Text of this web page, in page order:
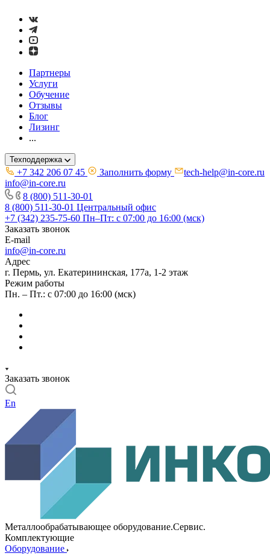
Партнеры
Услуги
Обучение
Отзывы
Блог
Лизинг
...
Техподдержка
+7 342 206 07 45 Заполнить форму
tech-help@in-core.ru
info@in-core.ru
8 (800) 511-30-01
8 (800) 511-30-01 Центральный офис
+7 (342) 235-75-60 Пн–Пт: с 07:00 до 16:00 (мск)
Заказать звонок
E-mail
info@in-core.ru
Адрес
г. Пермь, ул. ​Екатерининская, 177а, ​1-2 этаж
Режим работы
Пн. – Пт.: с 07:00 до 16:00 (мск)
Заказать звонок
En
Металлообрабатывающее оборудование.Сервис.
Комплектующие
Оборудование